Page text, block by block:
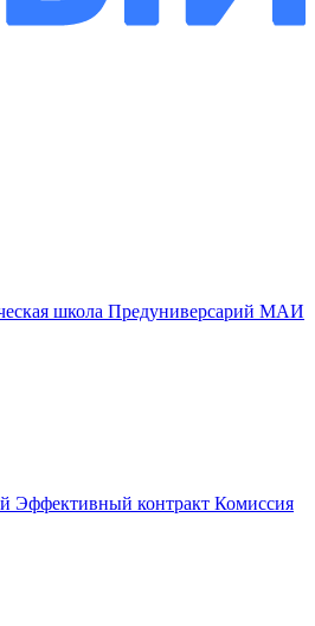
школа Предуниверсарий МАИ
Эффективный контракт Комиссия